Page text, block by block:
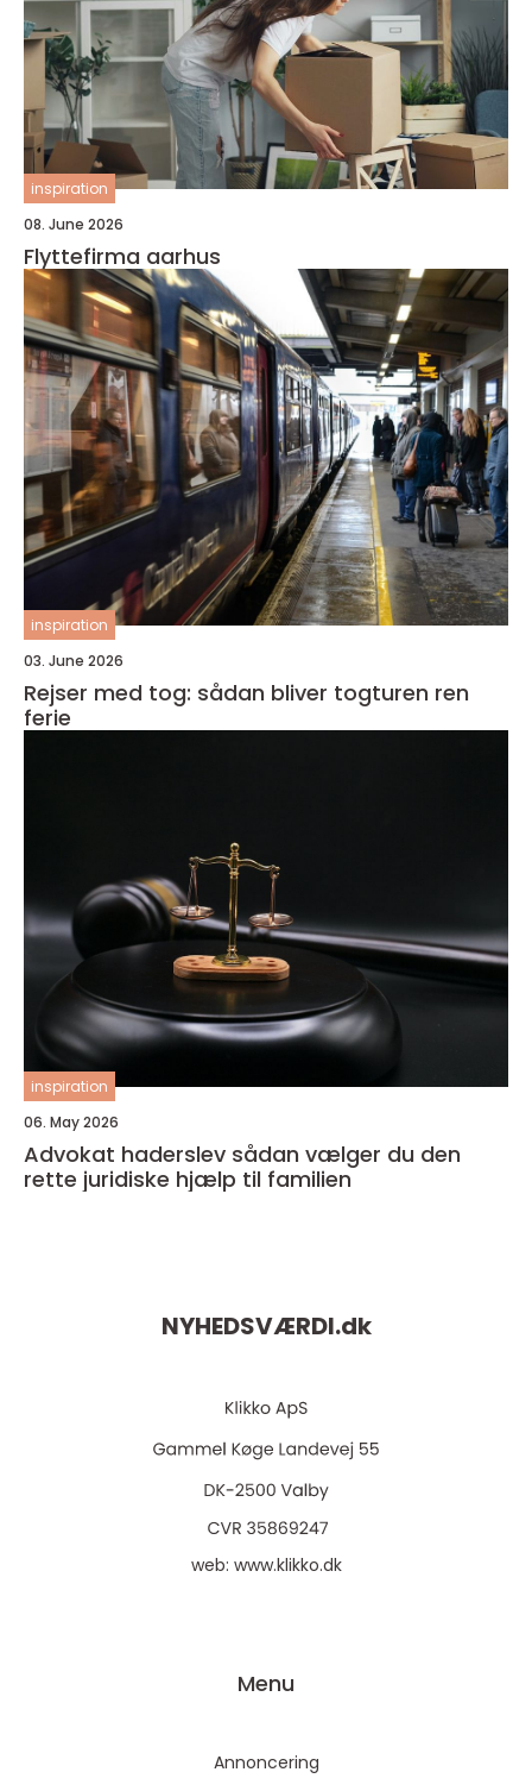
inspiration
08. June 2026
Flyttefirma aarhus
inspiration
03. June 2026
Rejser med tog: sådan bliver togturen ren
ferie
inspiration
06. May 2026
Advokat haderslev sådan vælger du den
rette juridiske hjælp til familien
NYHEDSVÆRDI.dk
web: www.klikko.dk
Menu
Annoncering